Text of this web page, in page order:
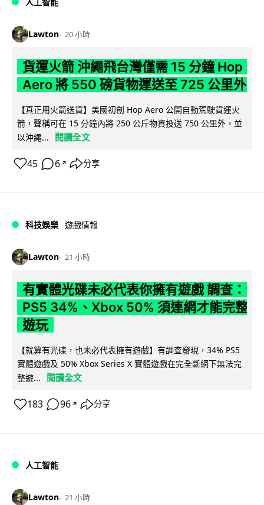
Lawton 20 小時
貨運火箭 沖繩飛台灣僅需 15 分鐘 Hop
Aero 將 550 磅貨物運送至 725 公里外
【真正用火箭送貨】美國初創 Hop Aero 公開自動駕駛貨運火
箭，聲稱可在 15 分鐘內將 250 公斤物資投送 750 公里外，並
以沖繩...
閱讀全文
45 6 ↗ 分享
科技娛樂 遊戲情報
Lawton 21 小時
有實體光碟未必代表你擁有遊戲 調查：
PS5 34%、Xbox 50% 須連網才能完整
遊玩
【就算有光碟，也未必代表擁有遊戲】有調查發現，34% PS5
實體遊戲及 50% Xbox Series X 實體遊戲在完全斷網下無法完
整遊...
閱讀全文
183 96 ↗ 分享
人工智能
Lawton 21 小時